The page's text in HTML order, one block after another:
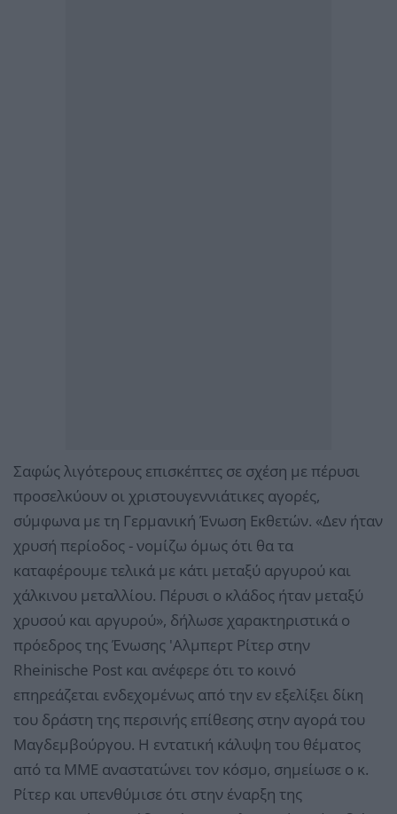
Σαφώς λιγότερους επισκέπτες σε σχέση με πέρυσι
προσελκύουν οι χριστουγεννιάτικες αγορές,
σύμφωνα με τη Γερμανική Ένωση Εκθετών. «Δεν ήταν
χρυσή περίοδος - νομίζω όμως ότι θα τα
καταφέρουμε τελικά με κάτι μεταξύ αργυρού και
χάλκινου μεταλλίου. Πέρυσι ο κλάδος ήταν μεταξύ
χρυσού και αργυρού», δήλωσε χαρακτηριστικά ο
πρόεδρος της Ένωσης 'Αλμπερτ Ρίτερ στην
Rheinische Post και ανέφερε ότι το κοινό
επηρεάζεται ενδεχομένως από την εν εξελίξει δίκη
του δράστη της περσινής επίθεσης στην αγορά του
Μαγδεμβούργου. Η εντατική κάλυψη του θέματος
από τα ΜΜΕ αναστατώνει τον κόσμο, σημείωσε ο κ.
Ρίτερ και υπενθύμισε ότι στην έναρξη της